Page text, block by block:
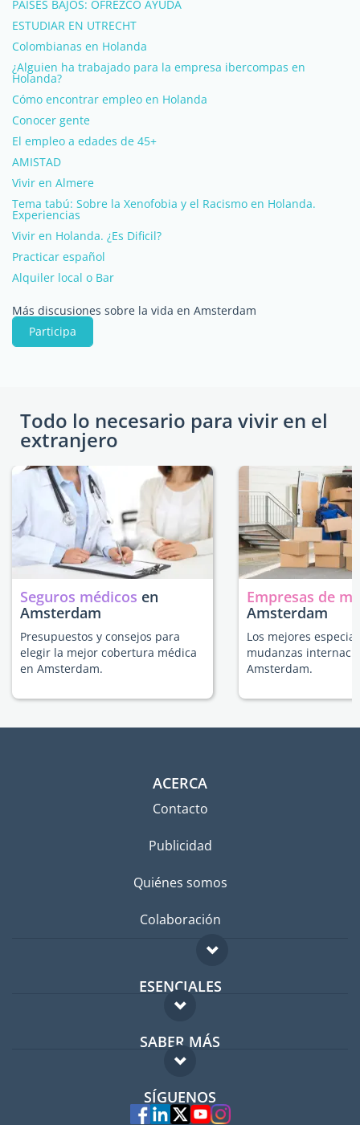
PAISES BAJOS: OFREZCO AYUDA
ESTUDIAR EN UTRECHT
Colombianas en Holanda
¿Alguien ha trabajado para la empresa ibercompas en
Holanda?
Cómo encontrar empleo en Holanda
Conocer gente
El empleo a edades de 45+
AMISTAD
Vivir en Almere
Tema tabú: Sobre la Xenofobia y el Racismo en Holanda.
Experiencias
Vivir en Holanda. ¿Es Dificil?
Practicar español
Alquiler local o Bar
Más discusiones sobre la vida en Amsterdam
Participa
Todo lo necesario para vivir en el
extranjero
Seguros médicos en
Amsterdam
Presupuestos y consejos para
elegir la mejor cobertura médica
en Amsterdam.
Empresas de
Amsterdam
Los mejores
mudanzas
Amsterdam.
ACERCA
Contacto
Publicidad
Quiénes somos
Colaboración
ESENCIALES
Foro para expatriados
Guía para expatriados
Trabajos en el extranjero
SABER MÁS
FAQ
Expertos
SÍGUENOS